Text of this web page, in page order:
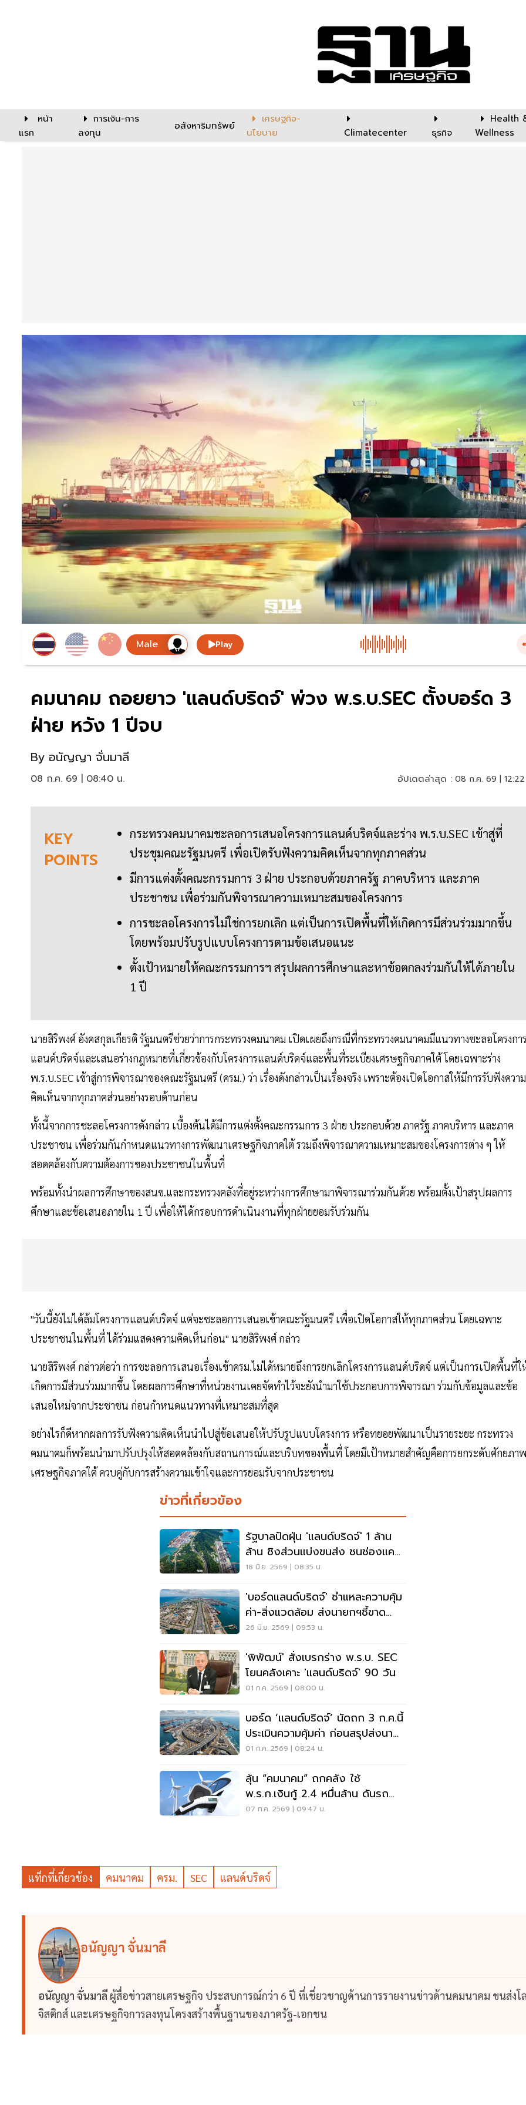
หน้า
แรก
การเงิน-การ
ลงทุน
อสังหาริมทรัพย์
เศรษฐกิจ-
นโยบาย
Climatecenter ธุรกิจ
Health
Wellness
Play
คมนาคม ถอยยาว 'แลนด์บริดจ์' พ่วง พ.ร.บ.SEC ตั้งบอร์ด 3
ฝ่าย หวัง 1 ปีจบ
By อนัญญา จั่นมาลี
08 ก.ค. 69 | 08:40 น. อัปเดตล่าสุด : 08 ก.ค. 69 |
KEY
POINTS
กระทรวงคมนาคมชะลอการเสนอโครงการแลนด์บริดจ์และร่าง พ.ร.บ.SEC เข้าสู่ที่
ประชุมคณะรัฐมนตรี เพื่อเปิดรับฟังความคิดเห็นจากทุกภาคส่วน
มีการแต่งตั้งคณะกรรมการ 3 ฝ่าย ประกอบด้วยภาครัฐ ภาคบริหาร และภาค
ประชาชน เพื่อร่วมกันพิจารณาความเหมาะสมของโครงการ
การชะลอโครงการไม่ใช่การยกเลิก แต่เป็นการเปิดพื้นที่ให้เกิดการมีส่วนร่วมมากขึ้น
โดยพร้อมปรับรูปแบบโครงการตามข้อเสนอแนะ
ตั้งเป้าหมายให้คณะกรรมการฯ สรุปผลการศึกษาและหาข้อตกลงร่วมกันให้ได้ภายใน
1 ปี
นายสิริพงศ์ อังคสกุลเกียรติ รัฐมนตรีช่วยว่าการกระทรวงคมนาคม เปิดเผยถึงกรณีที่กระทรวงคมนาคมมีแนวทางชะลอโครงกา
แลนด์บริดจ์และเสนอร่างกฎหมายที่เกี่ยวข้องกับโครงการแลนด์บริดจ์และพื้นที่ระเบียงเศรษฐกิจภาคใต้ โดยเฉพาะร่าง
พ.ร.บ.SEC เข้าสู่การพิจารณาของคณะรัฐมนตรี (ครม.) ว่า เรื่องดังกล่าวเป็นเรื่องจริง เพราะต้องเปิดโอกาสให้มีการรับฟังความ
คิดเห็นจากทุกภาคส่วนอย่างรอบด้านก่อน
ทั้งนี้จากการชะลอโครงการดังกล่าว เบื้องต้นได้มีการแต่งตั้งคณะกรรมการ 3 ฝ่าย ประกอบด้วย ภาครัฐ ภาคบริหาร และภาค
ประชาชน เพื่อร่วมกันกำหนดแนวทางการพัฒนาเศรษฐกิจภาคใต้ รวมถึงพิจารณาความเหมาะสมของโครงการต่าง ๆ ให้
สอดคล้องกับความต้องการของประชาชนในพื้นที่
พร้อมทั้งนำผลการศึกษาของสนข.และกระทรวงคลังที่อยู่ระหว่างการศึกษามาพิจารณาร่วมกันด้วย พร้อมตั้งเป้าสรุปผลการ
ศึกษาและข้อเสนอภายใน 1 ปี เพื่อให้ได้กรอบการดำเนินงานที่ทุกฝ่ายยอมรับร่วมกัน
"วันนี้ยังไม่ได้ล้มโครงการแลนด์บริดจ์ แต่จะชะลอการเสนอเข้าคณะรัฐมนตรี เพื่อเปิดโอกาสให้ทุกภาคส่วน โดยเฉพาะ
ประชาชนในพื้นที่ ได้ร่วมแสดงความคิดเห็นก่อน" นายสิริพงศ์ กล่าว
นายสิริพงศ์ กล่าวต่อว่า การชะลอการเสนอเรื่องเข้าครม.ไม่ได้หมายถึงการยกเลิกโครงการแลนด์บริดจ์ แต่เป็นการเปิดพื้นที่ใ
เกิดการมีส่วนร่วมมากขึ้น โดยผลการศึกษาที่หน่วยงานเคยจัดทำไว้จะยังนำมาใช้ประกอบการพิจารณา ร่วมกับข้อมูลและข้อ
เสนอใหม่จากประชาชน ก่อนกำหนดแนวทางที่เหมาะสมที่สุด
อย่างไรก็ดีหากผลการรับฟังความคิดเห็นนำไปสู่ข้อเสนอให้ปรับรูปแบบโครงการ หรือทยอยพัฒนาเป็นรายระยะ กระทรวง
คมนาคมก็พร้อมนำมาปรับปรุงให้สอดคล้องกับสถานการณ์และบริบทของพื้นที่ โดยมีเป้าหมายสำคัญคือการยกระดับศักยภาพ
เศรษฐกิจภาคใต้ ควบคู่กับการสร้างความเข้าใจและการยอมรับจากประชาชน
ข่าวที่เกี่ยวข้อง
รัฐบาลปัดฝุ่น 'แลนด์บริดจ์' 1 ล้าน
ล้าน ชิงส่วนแบ่งขนส่ง ชนช่องแคบ
มะละกา
18 มิ.ย. 2569 | 08:35 น.
'บอร์ดแลนด์บริดจ์' ชำแหละความคุ้ม
ค่า-สิ่งแวดล้อม ส่งนายกฯชี้ขาด
ส.ค.นี้
26 มิ.ย. 2569 | 09:53 น.
'พิพัฒน์' สั่งเบรกร่าง พ.ร.บ. SEC
โยนคลังเคาะ 'แลนด์บริดจ์' 90 วัน
01 ก.ค. 2569 | 08:00 น.
บอร์ด ‘แลนด์บริดจ์’ นัดถก 3 ก.ค.นี้
ประเมินความคุ้มค่า ก่อนสรุปส่งนา
ยกฯ
01 ก.ค. 2569 | 08:24 น.
ลุ้น “คมนาคม” ถกคลัง ใช้
พ.ร.ก.เงินกู้ 2.4 หมื่นล้าน ดันรถ
สาธารณะ EV
07 ก.ค. 2569 | 09:47 น.
แท็กที่เกี่ยวข้อง คมนาคม ครม. SEC แลนด์บริดจ์
อนัญญา จั่นมาลี
อนัญญา จั่นมาลี ผู้สื่อข่าวสายเศรษฐกิจ ประสบการณ์กว่า 6 ปี ที่เชี่ยวชาญด้านการรายงานข่าวด้านคมนาคม ขนส่งโ
จิสติกส์ และเศรษฐกิจการลงทุนโครงสร้างพื้นฐานของภาครัฐ-เอกชน